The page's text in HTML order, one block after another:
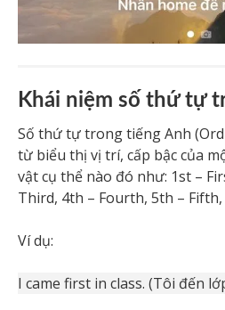
Khái niệm số thứ tự
Số thứ tự trong tiếng Anh
từ biểu thị vị trí, cấp bậc của
vật cụ thể nào đó như: 1st –
Third, 4th – Fourth, 5th –
Ví dụ:
I came first in class. (Tôi đến